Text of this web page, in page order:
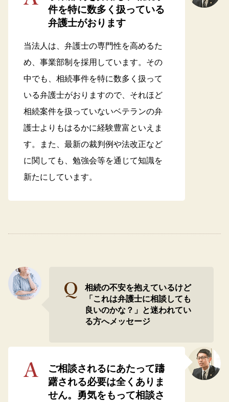
件を特に数多く扱っている
弁護士がおります
当法人は、弁護士の専門性を高めるた
め、事業部制を採用しています。その
中でも、相続事件を特に数多く扱って
いる弁護士がおりますので、それほど
相続案件を扱っていないベテランの弁
護士よりもはるかに経験豊富といえま
す。また、最新の裁判例や法改正など
に関しても、勉強会等を通じて知識を
新たにしています。
相続の不安を抱えているけど
「これは弁護士に相談しても
良いのかな？」と迷われてい
る方へメッセージ
ご相談されるにあたって躊
躇される必要は全くありま
せん。勇気をもって相談さ